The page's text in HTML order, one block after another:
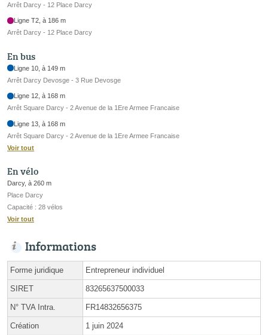
Arrêt Darcy - 12 Place Darcy
Ligne T2, à 186 m
Arrêt Darcy - 12 Place Darcy
En bus
Ligne 10, à 149 m
Arrêt Darcy Devosge - 3 Rue Devosge
Ligne 12, à 168 m
Arrêt Square Darcy - 2 Avenue de la 1Ere Armee Francaise
Ligne 13, à 168 m
Arrêt Square Darcy - 2 Avenue de la 1Ere Armee Francaise
Voir tout
En vélo
Darcy, à 260 m
Place Darcy
Capacité : 28 vélos
Voir tout
Informations
Forme juridique Entrepreneur individuel
SIRET 83265637500033
N° TVA Intra. FR14832656375
Création 1 juin 2024